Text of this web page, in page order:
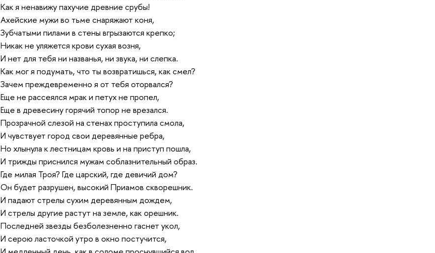
Как я ненавижу пахучие древние срубы!
Ахейские мужи во тьме снаряжают коня,
Зубчатыми пилами в стены вгрызаются крепко;
Никак не уляжется крови сухая возня,
И нет для тебя ни названья, ни звука, ни слепка.
Как мог я подумать, что ты возвратишься, как смел?
Зачем преждевременно я от тебя оторвался?
Еще не рассеялся мрак и петух не пропел,
Еще в древесину горячий топор не врезался.
Прозрачной слезой на стенах проступила смола,
И чувствует город свои деревянные ребра,
Но хлынула к лестницам кровь и на приступ пошла,
И трижды приснился мужам соблазнительный образ.
Где милая Троя? Где царский, где девичий дом?
Он будет разрушен, высокий Приамов скворешник.
И падают стрелы сухим деревянным дождем,
И стрелы другие растут на земле, как орешник.
Последней звезды безболезненно гаснет укол,
И серою ласточкой утро в окно постучится,